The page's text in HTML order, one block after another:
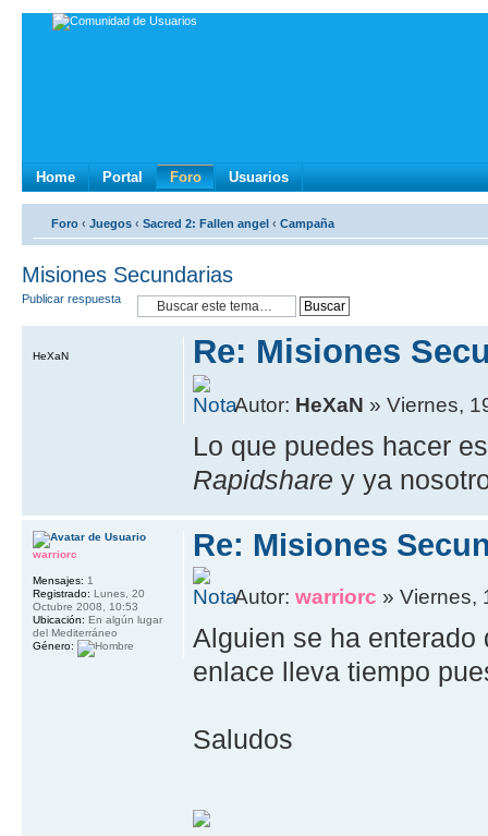
Home Portal Foro Usuarios
Foro ‹ Juegos ‹ Sacred 2: Fallen angel ‹ Campaña
Misiones Secundarias
Publicar respuesta
Re: Misiones
Autor: HeXaN » Viernes,
Lo que puedes hacer
Rapidshare y ya
HeXaN
Re: Misiones
Autor:warriorc » Viernes,
Alguien se ha enterado
enlace lleva tiempo
Saludos
warriorc
Mensajes: 1
Registrado: Lunes, 20
Octubre 2008, 10:53
Ubicación: En algún lugar
del Mediterráneo
Género: